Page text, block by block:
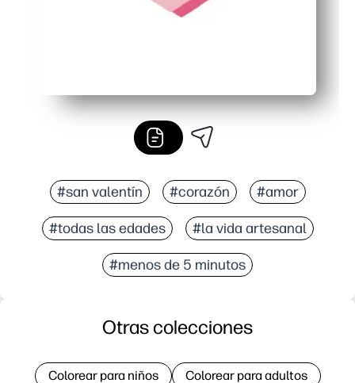
#san valentín #corazón #amor
#todas las edades #la vida artesanal
#menos de 5 minutos
Otras colecciones
Colorear para niños Colorear para adultos